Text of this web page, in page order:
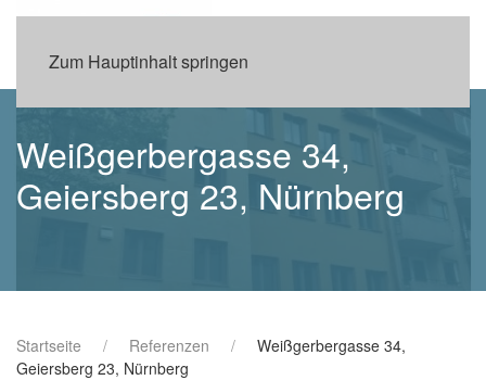
Zum Hauptinhalt springen
Weißgerbergasse 34,
Geiersberg 23, Nürnberg
Startseite Referenzen
Weißgerbergasse 34,
Geiersberg 23, Nürnberg